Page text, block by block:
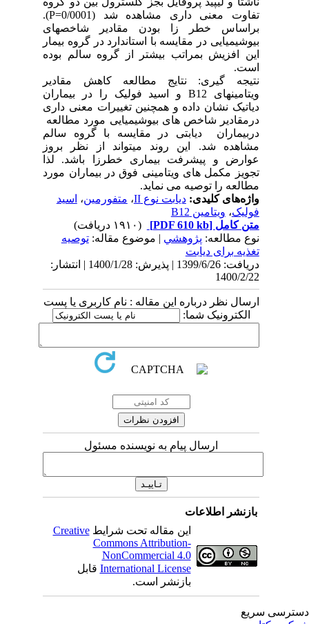
تفاوت معنی داری مشاهده شد (P=0/0001).
براساس خطر زا بودن مقادیر شاخصهای
بیوشیمیایی در مقایسه با استاندارد در گروه بیمار
این افزیش بمراتب بیشتر از گروه سالم بوده
است.
نتیجه گیری: نتایج مطالعه کاهش مقادیر
ویتامینهای B12 و اسید فولیک را در بیماران
دیاتیک نشان داده و همچنین تغییرات معنی داری
درمقادیر شاخص های بیوشیمیایی مورد مطالعه
دربیماران دیابتی در مقایسه با گروه سالم
مشاهده شد. این روند میتواند از نظر بروز
عوارض و پیشرفت بیماری خطرزا باشد. لذا
تجویز مکمل های ویتامینی فوق در بیماران مورد
مطالعه را توصیه می نماید.
واژه‌های کلیدی:دیابت نوع II ،متفورمین،اسید
فولیک،ویتامین B12
متن کامل[PDF 610 kb]
نوع مطالعه:پژوهشي| موضوع مقاله:توصیه
تغذیه برای دیابت
دریافت: 1399/6/26 | پذیرش: 1400/1/28 | انتشار:
1400/2/22
ارسال نظر درباره این مقاله : نام کاربری یا پست
الکترونیک شما:
ارسال پیام به نویسنده مسئول
بازنشر اطلاعات
این مقاله تحت شرایطCreative
Commons Attribution-
NonCommercial 4.0
International Licenseقابل
بازنشر است.
سریع